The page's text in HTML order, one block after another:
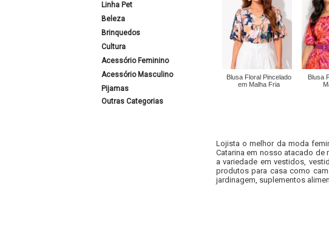
Linha Pet
Beleza
Brinquedos
Cultura
Acessório Feminino
Acessório Masculino
Pijamas
Outras Categorias
Blusa Floral Pincelado
em Malha Fria
Blusa
Lojista o melhor da moda
Catarina em nosso atacado de
a variedade em vestidos,
produtos para casa como
jardinagem, suplementos